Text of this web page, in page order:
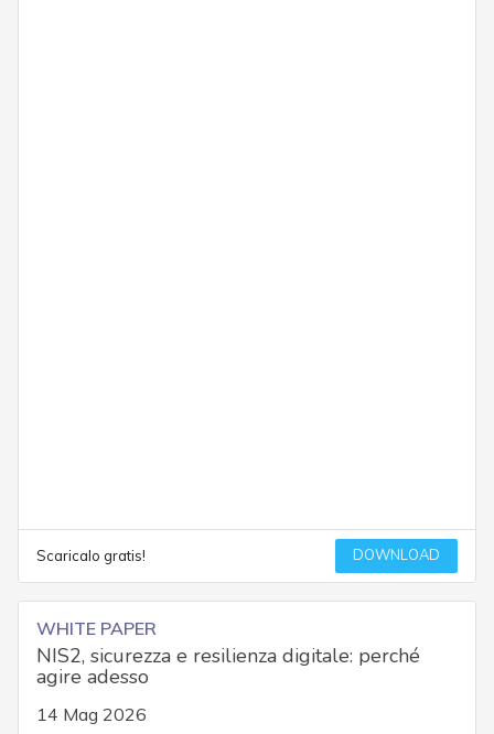
Scaricalo gratis! DOWNLOAD
WHITE PAPER
NIS2, sicurezza e resilienza digitale: perché
agire adesso
14 Mag 2026